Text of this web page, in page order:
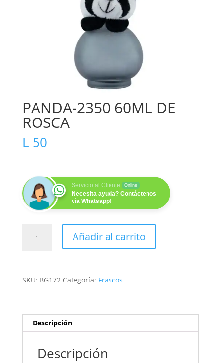
PANDA-2350 60ML DE
ROSCA
L 50
Servicio al Cliente Online
Necesita ayuda? Contáctenos
vía Whatsapp!
2350
Añadir al carrito
SKU: BG172 Categoría: Frascos
Descripción
Descripción